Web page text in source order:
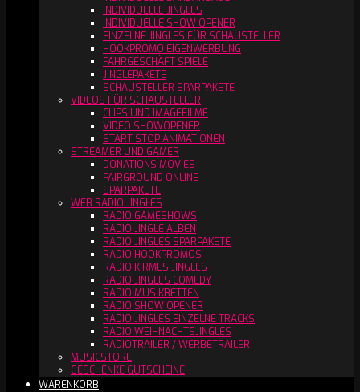
INDIVIDUELLE JINGLES
INDIVIDUELLE SHOW OPENER
EINZELNE JINGLES FÜR SCHAUSTELLER
HOOKPROMO EIGENWERBUNG
FAHRGESCHÄFT SPIELE
JINGLEPAKETE
SCHAUSTELLER SPARPAKETE
VIDEOS FÜR SCHAUSTELLER
CLIPS UND IMAGEFILME
VIDEO SHOWOPENER
START STOP ANIMATIONEN
STREAMER UND GAMER
DONATIONS MOVIES
FAIRGROUND ONLINE
SPARPAKETE
WEB RADIO JINGLES
RADIO GAMESHOWS
RADIO JINGLE ALBEN
RADIO JINGLES SPARPAKETE
RADIO HOOKPROMOS
RADIO KIRMES JINGLES
RADIO JINGLES COMEDY
RADIO MUSIKBETTEN
RADIO SHOW OPENER
RADIO JINGLES EINZELNE TRACKS
RADIO WEIHNACHTSJINGLES
RADIOTRAILER / WERBETRAILER
MUSICSTORE
GESCHENKE GUTSCHEINE
WARENKORB